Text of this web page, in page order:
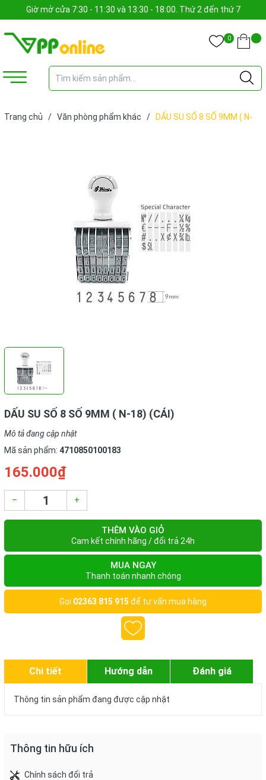
Giờ mở cửa 7:30 - 11:30 và 13:30 - 18:00. Thứ 2 đến thứ 7
0
Trang chủ / Văn phòng phẩm khác /
DẤU SU SỐ 8 SỐ 9MM ( N-
DẤU SU SỐ 8 SỐ 9MM ( N-18) (CÁI)
Mô tả đang cập nhật
Mã sản phẩm: 4710850100183
165.000₫
– +
THÊM VÀO GIỎ
Cam kết chính hãng / đổi trả 24h
MUA NGAY
Thanh toán nhanh chóng
Gọi 02363 815 915 để tư vấn mua hàng
Chi tiết Hướng dẫn Đánh giá
Thông tin sản phẩm đang được cập nhật
Thông tin hữu ích
Chính sách đổi trả